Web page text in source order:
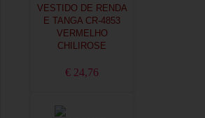
VESTIDO DE RENDA
E TANGA CR-4853
VERMELHO
CHILIROSE
€ 24,76